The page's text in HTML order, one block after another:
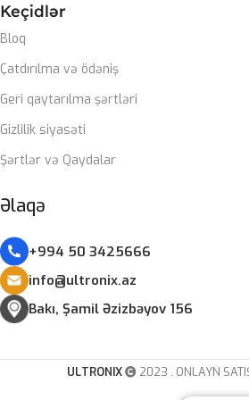
Keçidlər
Bloq
Çatdırılma və ödəniş
Geri qaytarılma şərtləri
Gizlilik siyasəti
Şərtlər və Qaydalar
Əlaqə
+994 50 3425666
info@ultronix.az
Bakı, Şamil Əzizbəyov 156
ULTRONIX 2023 . ONLAYN